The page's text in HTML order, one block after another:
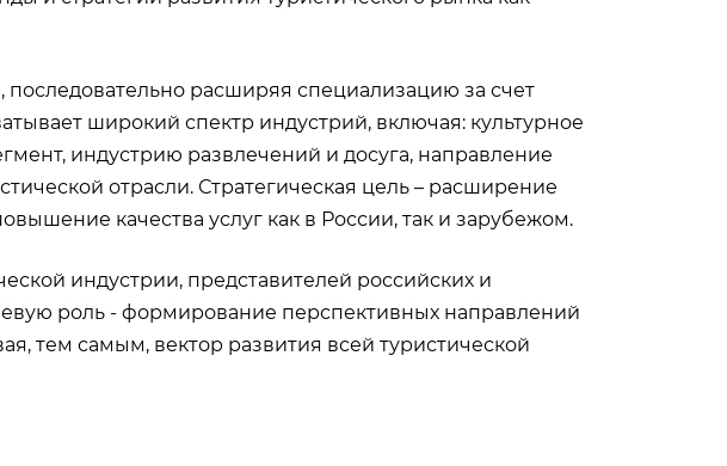
расширяя специализацию за счет
широкий спектр индустрий, включая: культурное
индустрию развлечений и досуга, направление
отрасли. Стратегическая цель – расширение
качества услуг как в России, так и зарубежом.
индустрии, представителей российских и
роль - формирование перспективных направлений
тем самым, вектор развития всей туристической